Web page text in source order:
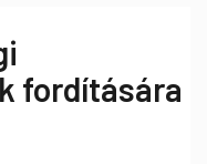
fordítására